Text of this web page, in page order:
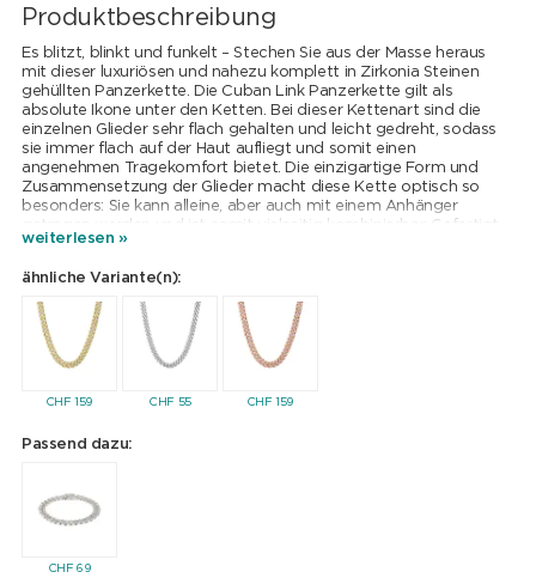
Produktbeschreibung
Es blitzt, blinkt und funkelt – Stechen Sie aus der Masse heraus
mit dieser luxuriösen und nahezu komplett in Zirkonia Steinen
gehüllten Panzerkette. Die Cuban Link Panzerkette gilt als
absolute Ikone unter den Ketten. Bei dieser Kettenart sind die
einzelnen Glieder sehr flach gehalten und leicht gedreht, sodass
sie immer flach auf der Haut aufliegt und somit einen
angenehmen Tragekomfort bietet. Die einzigartige Form und
Zusammensetzung der Glieder macht diese Kette optisch so
besonders: Sie kann alleine, aber auch mit einem Anhänger
wurde die 8mm breite Cuban Link Chain aus hochwertigem
Verschluss ermöglicht ein schnelles und sicheres Schliessen.
weiterlesen »
ähnliche Variante(n):
CHF159 CHF55 CHF159
Passend dazu:
CHF69